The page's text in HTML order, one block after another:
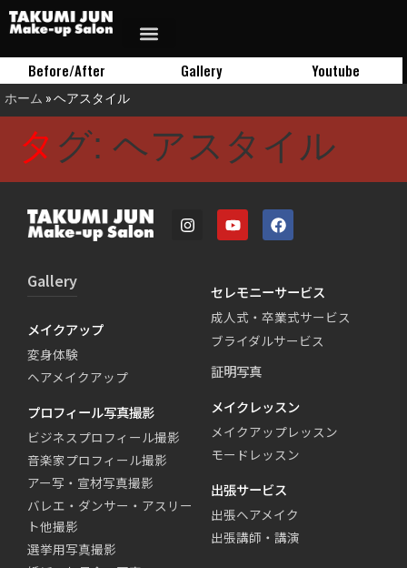
Before/After Gallery Youtube
ホーム »ヘアスタイル
タグ: ヘアスタイル
Gallery
メイクアップ
変身体験
ヘアメイクアップ
プロフィール写真撮影
ビジネスプロフィール撮影
音楽家プロフィール撮影
アー写・宣材写真撮影
バレエ・ダンサー・アスリー
ト他撮影
選挙用写真撮影
セレモニーサービス
成人式・卒業式サービス
ブライダルサービス
証明写真
メイクレッスン
メイクアップレッスン
モードレッスン
出張サービス
出張ヘアメイク
出張講師・講演